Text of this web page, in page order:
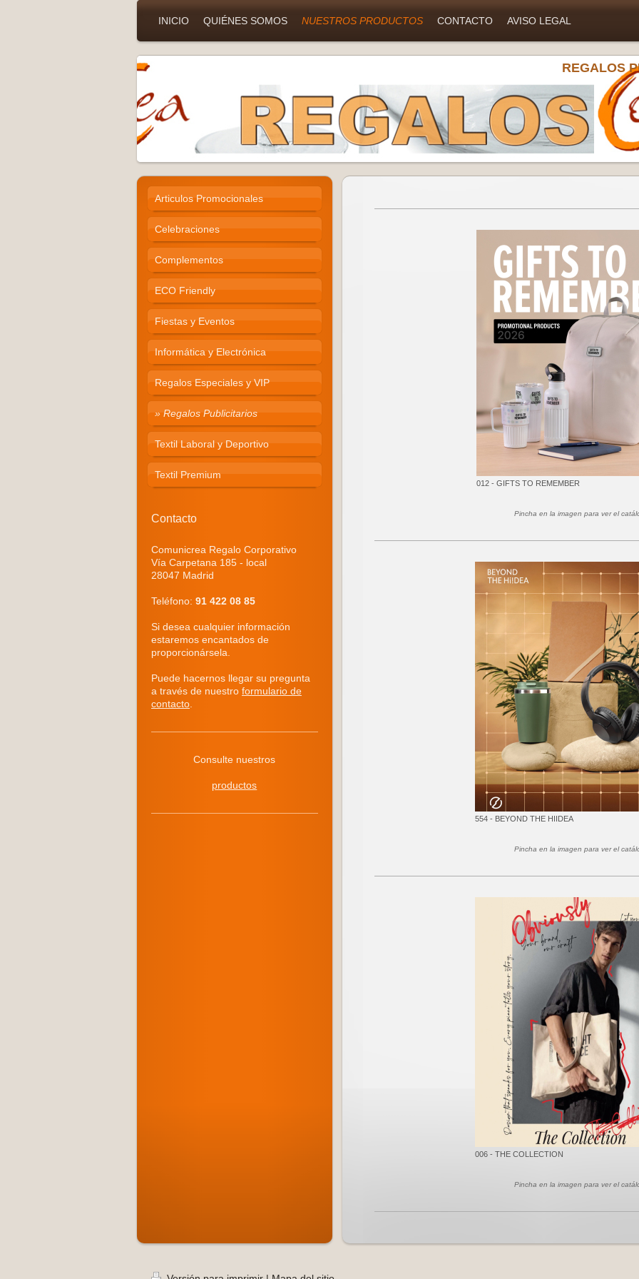
INICIO QUIÉNES SOMOS NUESTROS PRODUCTOS CONTACTO AVISO LEGAL
REGALOS
012 - GIFTS TO REMEMBER
Pincha en la imagen para ver el
554 - BEYOND THE HIIDEA
Pincha en la imagen para ver el
006 - THE COLLECTION
Pincha en la imagen para ver el
Articulos Promocionales
Celebraciones
Complementos
ECO Friendly
Fiestas y Eventos
Informática y Electrónica
Regalos Especiales y VIP
Regalos Publicitarios
Textil Laboral y Deportivo
Textil Premium
Contacto
Comunicrea Regalo Corporativo
Vía Carpetana 185 - local
28047 Madrid
Teléfono: 91 422 08 85
Si desea cualquier información
estaremos encantados de
proporcionársela.
Puede hacernos llegar su pregunta
a través de nuestro formulario de
contacto
Consulte nuestros
productos